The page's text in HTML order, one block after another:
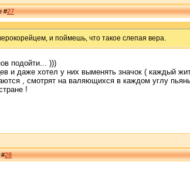
#27
и поймешь, что такое слепая вера.
подойти... )))
и даже хотел у них выменять значок ( каждый
, смотрят на валяющихся в каждом углу
!
#28